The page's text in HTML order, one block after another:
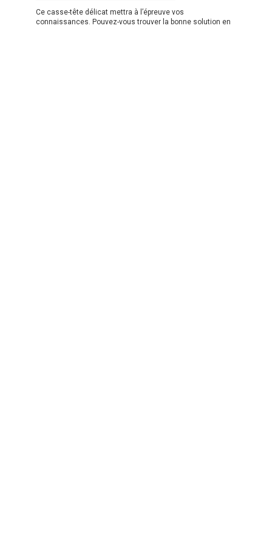
Ce casse-tête délicat mettra à l’épreuve vos
connaissances. Pouvez-vous trouver la bonne solution en